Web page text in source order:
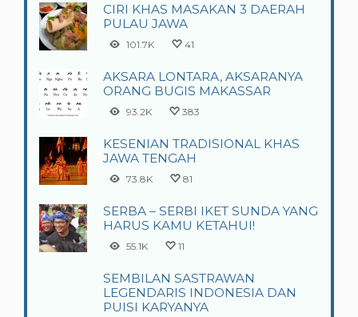
CIRI KHAS MASAKAN 3 DAERAH
PULAU JAWA
101.7K 41
AKSARA LONTARA, AKSARANYA
ORANG BUGIS MAKASSAR
93.2K 383
KESENIAN TRADISIONAL KHAS
JAWA TENGAH
73.8K 81
SERBA – SERBI IKET SUNDA YANG
HARUS KAMU KETAHUI!
55.1K 11
SEMBILAN SASTRAWAN
LEGENDARIS INDONESIA DAN
PUISI KARYANYA